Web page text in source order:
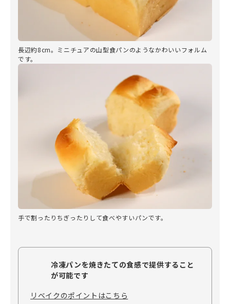
長辺約8cm。ミニチュアの山型食パンのようなかわいいフォルム
です。
手で割ったりちぎったりして食べやすいパンです。
冷凍パンを焼きたての食感で提供すること
が可能です
リベイクのポイントはこちら